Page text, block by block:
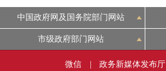
中国政府网及国务院部门网站
市级政府部门网站
微信 政务新媒体发布厅